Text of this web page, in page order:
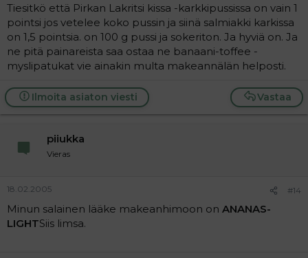
Tiesitkö että Pirkan Lakritsi kissa -karkkipussissa on vain 1
pointsi jos vetelee koko pussin ja siinä salmiakki karkissa
on 1,5 pointsia. on 100 g pussi ja sokeriton. Ja hyviä on. Ja
ne pitä painareista saa ostaa ne banaani-toffee -
myslipatukat vie ainakin multa makeannälän helposti.
Vastaa
Ilmoita asiaton viesti
piiukka
Vieras
18.02.2005 #14
Minun salainen lääke makeanhimoon on ANANAS-
LIGHTSiis limsa.